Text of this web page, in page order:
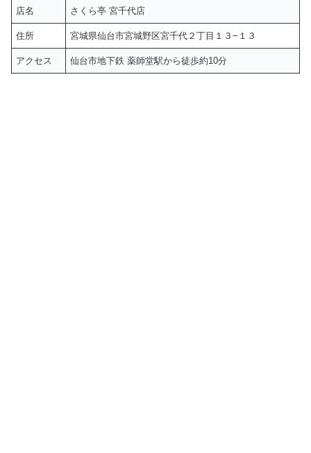
店名 さくら亭 宮千代店
住所 宮城県仙台市宮城野区宮千代２丁目１３−１３
アクセス 仙台市地下鉄 薬師堂駅から徒歩約10分